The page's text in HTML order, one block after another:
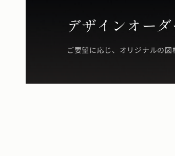
デザインオー
ご要望に応じ、オリジナルの